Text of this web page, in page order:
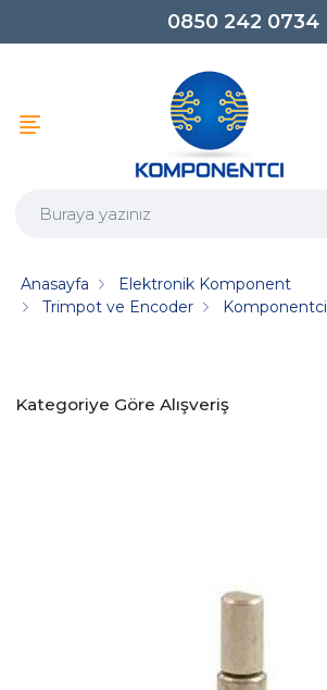
0850 242 0734
Anasayfa
Elektronik Komponent
Trimpot ve Encoder
Komponentci
Kategoriye Göre Alışveriş